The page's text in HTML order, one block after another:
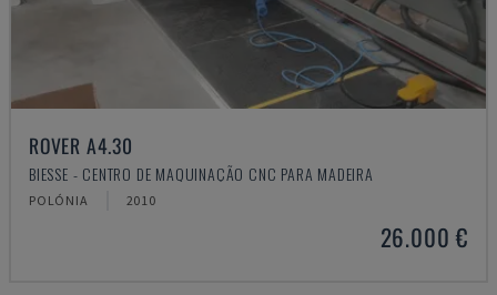
ROVER A4.30
BIESSE - CENTRO DE MAQUINAÇÃO CNC PARA MADEIRA
POLÓNIA 2010
26.000 €